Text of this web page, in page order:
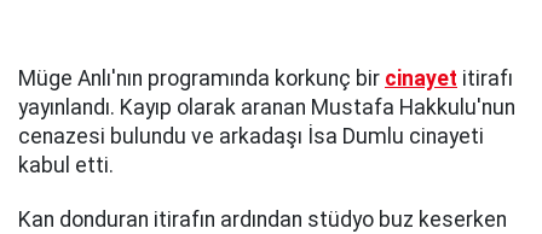
Müge Anlı'nın programında korkunç bir cinayet itirafı
yayınlandı. Kayıp olarak aranan Mustafa Hakkulu'nun
cenazesi bulundu ve arkadaşı İsa Dumlu cinayeti
kabul etti.
Kan donduran itirafın ardından stüdyo buz keserken